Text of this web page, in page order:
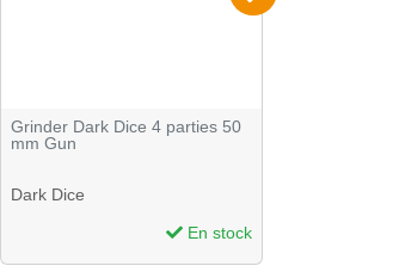
Grinder Dark Dice 4 parties 50
mm Gun
Dark Dice
En stock